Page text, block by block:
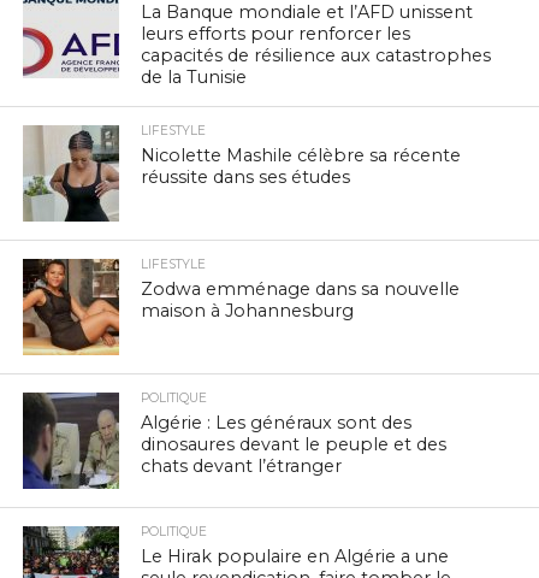
La Banque mondiale et l’AFD unissent
leurs efforts pour renforcer les
capacités de résilience aux catastrophes
de la Tunisie
LIFESTYLE
Nicolette Mashile célèbre sa récente
réussite dans ses études
LIFESTYLE
Zodwa emménage dans sa nouvelle
maison à Johannesburg
POLITIQUE
Algérie : Les généraux sont des
dinosaures devant le peuple et des
chats devant l’étranger
POLITIQUE
Le Hirak populaire en Algérie a une